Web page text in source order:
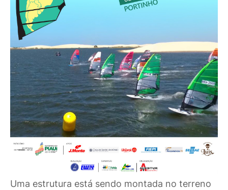
Uma estrutura está sendo montada no terreno